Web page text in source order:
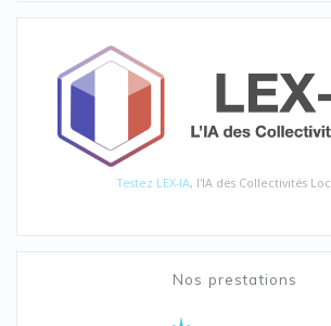
Testez LEX-IA, l'IA des Collectivités
Nos prestations